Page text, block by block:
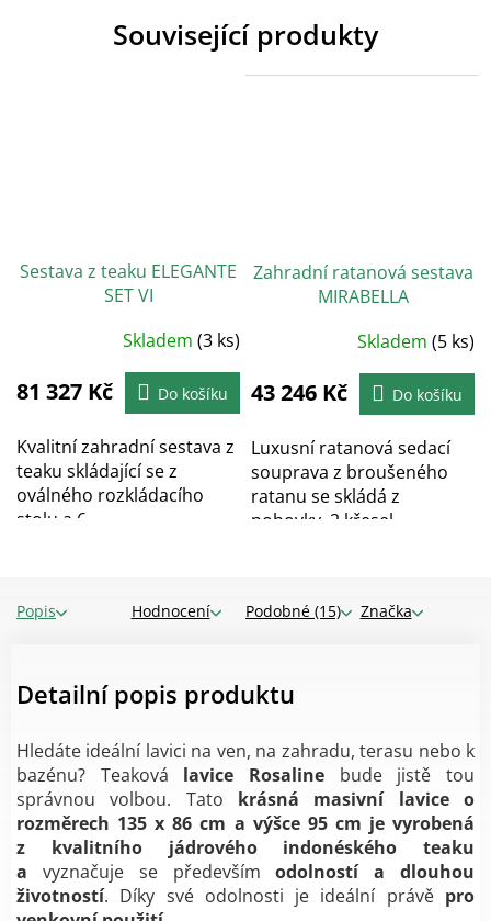
Související produkty
Sestava z teaku ELEGANTE
SET VI
Skladem (3 ks)
81 327 Kč Do košíku
Kvalitní zahradní sestava z
teaku skládající se z
oválného rozkládacího
stolu a 6...
Zahradní ratanová sestava
MIRABELLA
je
5,0
z
Skladem(5 ks)
43 246 Kč Do košíku
Luxusní ratanová sedací
souprava z broušeného
ratanu se skládá z
pohovky, 2 křesel...
Popis Podobné (15)
Hodnocení Značka
Detailní popis produktu
Hledáte ideální lavici na ven, na zahradu, terasu nebo k
bazénu? Teaková lavice Rosaline bude jistě tou
správnou volbou. Tato krásná masivní lavice o
rozměrech 135 x 86 cm a výšce 95 cm je vyrobená
z kvalitního jádrového indonéského teaku
a vyznačuje se předevšímodolností a dlouhou
životností. Díky své odolnosti je ideální právě pro